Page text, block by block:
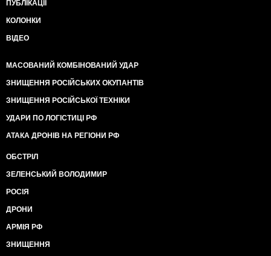
ПУБЛІКАЦІЇ
КОЛОНКИ
ВІДЕО
МАСОВАНИЙ КОМБІНОВАНИЙ УДАР
ЗНИЩЕННЯ РОСІЙСЬКИХ ОКУПАНТІВ
ЗНИЩЕННЯ РОСІЙСЬКОЇ ТЕХНІКИ
УДАРИ ПО ЛОГІСТИЦІ РФ
АТАКА ДРОНІВ НА РЕГІОНИ РФ
ОБСТРІЛ
ЗЕЛЕНСЬКИЙ ВОЛОДИМИР
РОСІЯ
ДРОНИ
АРМІЯ РФ
ЗНИЩЕННЯ